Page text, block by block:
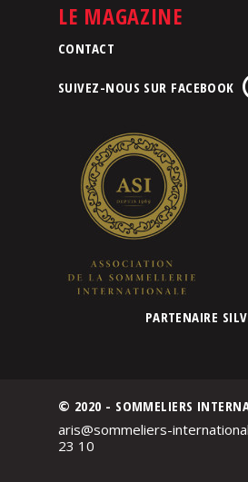
LE MAGAZINE
CONTACT
SUIVEZ-NOUS SUR FACEBOOK
PARTENAIRE
© 2020 - SOMMELIERS
aris@sommeliers-
23 10